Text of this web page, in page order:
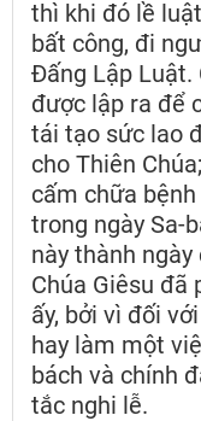
thì khi đó lề
bất công, đi
Đấng Lập Luật.
được lập ra để
tái tạo sức lao
cho Thiên
cấm chữa
trong ngày Sa-
này thành
Chúa Giêsu đã
ấy, bởi vì đối
hay làm một
bách và chính
tắc nghi lễ.